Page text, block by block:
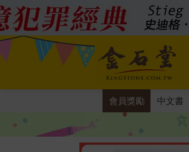
會員獎勵 中文書